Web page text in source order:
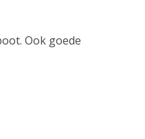
Ook goede